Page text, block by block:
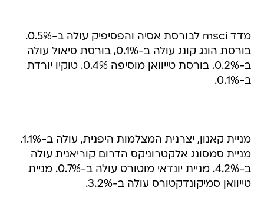
מדד msci לבורסת אסיה והפסיפיק עולה ב-0.5%.
בורסת הונג קונג עולה ב-0.1%, בורסת סיאול עולה
ב-0.2%. בורסת טייוואן מוסיפה 0.4%. טוקיו יורדת
ב-0.1%.
מניית קאנון, יצרנית המצלמות היפנית, עולה ב-1.1%.
מניית סמסונג אלקטרוניקס הדרום קוריאנית עולה
ב-4.2%. מניית יונדאי מוטורס עולה ב-0.7%. מניית
טייוואן סמיקונדקטורס עולה ב-3.2%.